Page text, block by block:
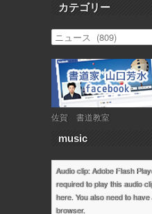
カテゴリー
佐賀 書道教室
music
Audio clip: Adobe Flash
required to play this audio
here. You also need to
browser.